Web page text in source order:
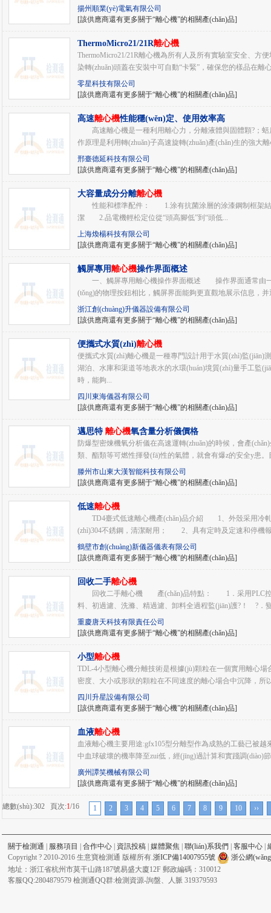
揚州順業(yè)電氣有限公司
[該供應商還有更多關于“離心機”的相關產(chǎn)品]
ThermoMicro21/21R離心機
ThermoMicro21/21R離心機為所有人及所有實驗室安全、方便
染轉(zhuǎn)頭蓋在安裝中可自動“卡緊”，確保您的樣品在離
零星科技有限公司
[該供應商還有更多關于“離心機”的相關產(chǎn)品]
高速離心機性能穩(wěn)定、使用效率高
高速離心機是一種利用離心力，分離液體與固體顆?；
作原理是利用轉(zhuǎn)子高速旋轉(zhuǎn)產(chǎn)生的強大
邢臺德延科技有限公司
[該供應商還有更多關于“離心機”的相關產(chǎn)品]
大容量成分分離離心機
性能和標準配件： 1.涂有抗菌涂層的涂漆鋼制框架結構
潔 2.品電機輕松定位從“頭高腳低”到“頭低...
上海煥楊科技有限公司
[該供應商還有更多關于“離心機”的相關產(chǎn)品]
觸屏專用離心機操作界面概述
一、觸屏專用離心機操作界面概述 操作界面通常由一個
(tǒng)的物理按鈕相比，觸屏界面能夠更直觀地展示信息，
浙江創(chuàng)升儀器設備有限公司
[該供應商還有更多關于“離心機”的相關產(chǎn)品]
便攜式水質(zhì)離心機
便攜式水質(zhì)離心機是一種專門設計用于水質(zhì)監(jiān)
湖泊、水庫和渠道等地表水的水環(huán)境質(zhì)量手工監
時，能夠...
四川東海儀器有限公司
[該供應商還有更多關于“離心機”的相關產(chǎn)品]
邁思特 離心機氧含量分析儀價格
防爆型密煉機氧分析儀在高速運轉(zhuǎn)的時候，會產
類、酯類等可燃性揮發(fā)性的氣體，就會有爆z的安全y患
滕州市山東大漢智能科技有限公司
[該供應商還有更多關于“離心機”的相關產(chǎn)品]
低速離心機
TD4臺式低速離心機產(chǎn)品介紹 1、外殼采用冷軋鋼
(zhì)304不銹鋼，清潔耐用； 2、具有定時及定速和停機報
鶴壁市創(chuàng)新儀器儀表有限公司
[該供應商還有更多關于“離心機”的相關產(chǎn)品]
回收二手離心機
回收二手離心機 產(chǎn)品特點： 1．采用PLC控制
料、初過濾、洗滌、精過濾、卸料全過程監(jiān)護?！
重慶唐天科技有限責任公司
[該供應商還有更多關于“離心機”的相關產(chǎn)品]
小型離心機
TDL-4小型離心機分離技術是根據(jù)顆粒在一個實用離心場合
密度、大小或形狀的顆粒在不同速度的離心場合中沉降，
四川升星設備有限公司
[該供應商還有更多關于“離心機”的相關產(chǎn)品]
血液離心機
血液離心機主要用途:gfx105型分離型作為成熟的工藝已被越來
中血球破壞的機率降至zui低，經(jīng)過計算和實踐調
廣州譚笑機械有限公司
[該供應商還有更多關于“離心機”的相關產(chǎn)品]
總數(shù):302 頁次:1/16 1 2 3 4 5 6 7 8 9 10 ››
關于檢測通 服務項目 合作中心 資訊投稿 媒體聚焦 聯(lián)系我們 客服中心
Copyright ? 2010-2016 生意寶檢測通 版權所有.浙ICP備14007955號
浙公網
地址：浙江省杭州市莫干山路187號易盛大廈12F 郵政編碼：310012
客服QQ:2804879579 檢測通QQ群:檢測資源-詢盤、人脈 319379593